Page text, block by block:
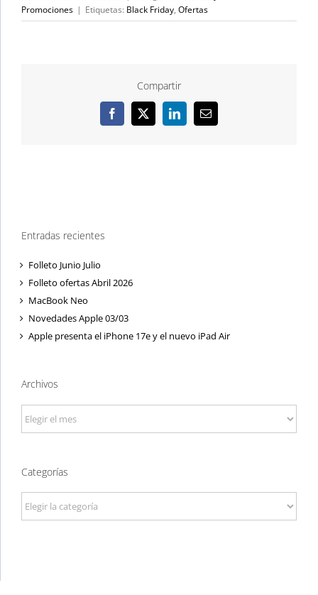
Promociones | Etiquetas: Black Friday, Ofertas
Compartir
Facebook
X LinkedInCorreo
Entradas recientes
Folleto Junio Julio
Folleto ofertas Abril 2026
MacBook Neo
Novedades Apple 03/03
Apple presenta el iPhone 17e y el nuevo iPad Air
Archivos
Archivos
Categorías
Categorías